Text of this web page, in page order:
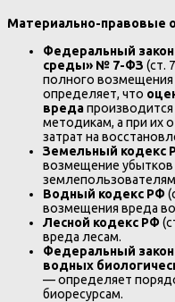
Материально-правовые
Федеральный
среды» № 7-ФЗ (ст.
полного
определяет, что
вреда
методикам, а при их
затрат на
Земельный кодекс
возмещение
землепользователям
Водный кодекс РФ
возмещения вреда
Лесной кодекс РФ
вреда лесам.
Федеральный
водных
— определяет
биоресурсам.